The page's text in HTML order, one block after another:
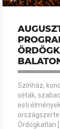
Színház,
séták,
esti
Ördögkatlan